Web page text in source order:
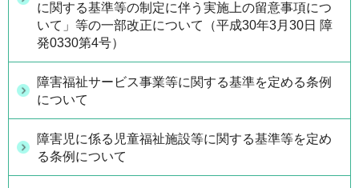
に関する基準等の制定に伴う実施上の留意事項につ
いて」等の一部改正について（平成30年3月30日 障
発0330第4号）
障害福祉サービス事業等に関する基準を定める条例
について
障害児に係る児童福祉施設等に関する基準等を定め
る条例について